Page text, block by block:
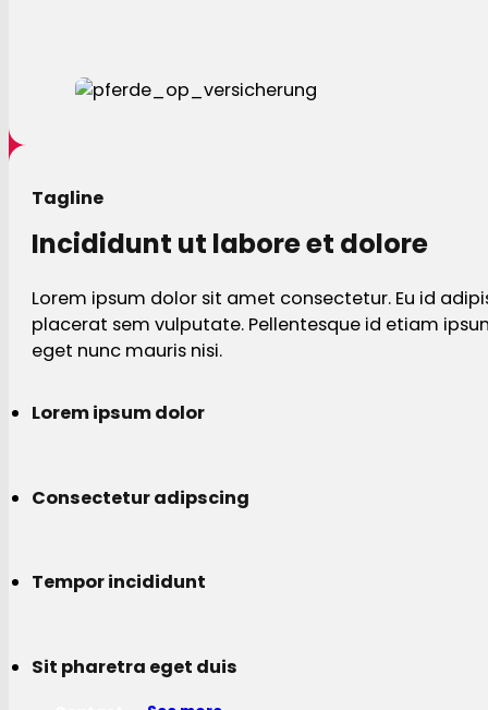
Tagline
Incididunt ut labore et dolore
Lorem ipsum dolor sit amet consectetur. Eu id
placerat sem vulputate. Pellentesque id etiam
eget nunc mauris nisi.
Lorem ipsum dolor
Consectetur adipscing
Tempor incididunt
Sit pharetra eget duis